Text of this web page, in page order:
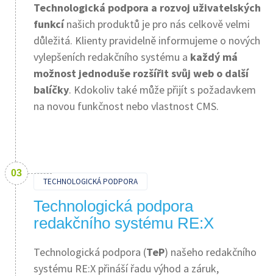
Technologická podpora a rozvoj uživatelských
funkcínašich produktů je pro nás celkově velmi
důležitá. Klienty pravidelně informujeme o nových
vylepšeních redakčního systému a každý má
možnost jednoduše rozšířit svůj web o další
balíčky. Kdokoliv také může přijít s požadavkem
na novou funkčnost nebo vlastnost CMS.
TECHNOLOGICKÁ PODPORA
Technologická podpora
redakčního systému RE:X
Technologická podpora (TeP) našeho redakčního
systému RE:X přináší řadu výhod a záruk,